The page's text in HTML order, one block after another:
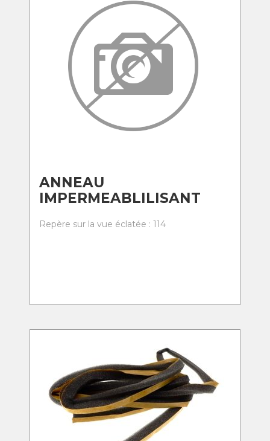
ANNEAU
IMPERMEABLILISANT
Repère sur la vue éclatée : 114